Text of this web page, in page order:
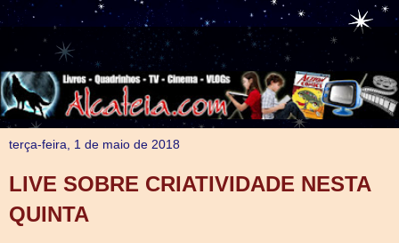
terça-feira, 1 de maio de 2018
LIVE SOBRE CRIATIVIDADE NESTA
QUINTA